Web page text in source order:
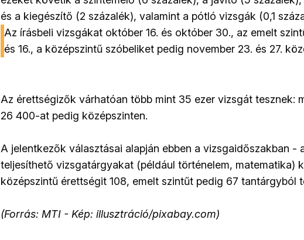
és a kiegészítő (2 százalék), valamint a pótló vizsgák (0,1
Az írásbeli vizsgákat október 16. és október 30., az emelt
és 16., a középszintű szóbeliket pedig november 23. és 27.
Az érettségizők várhatóan több mint 35 ezer vizsgát tesznek:
26 400-at pedig középszinten.
A jelentkezők választásai alapján ebben a vizsgaidőszakban -
teljesíthető vizsgatárgyakat (például történelem, matematika)
középszintű érettségit 108, emelt szintűt pedig 67 tantárgyból
(Forrás: MTI - Kép: illusztráció/pixabay.com)